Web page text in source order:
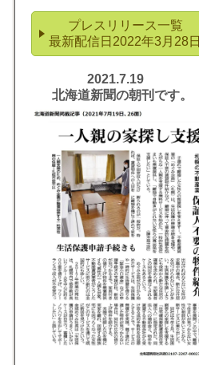
プレスリリース一覧
最新配信日2022年3月28日
2021.7.19
北海道新聞の朝刊です。